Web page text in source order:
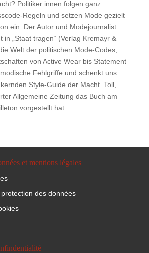
Politiker:innen folgen ganz
Regeln und setzen Mode gezielt
ein. Der Autor und Modejournalist
in „Staat tragen“ (Verlag Kremayr &
Welt der politischen Mode-Codes,
von Active Wear bis Statement
Fehlgriffe und schenkt uns
Style-Guide der Macht. Toll,
Allgemeine Zeitung das Buch am
vorgestellt hat.
et mentions légales
des données